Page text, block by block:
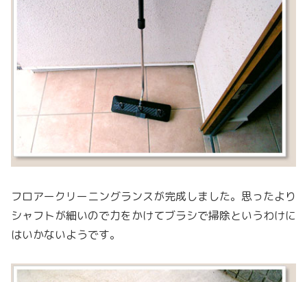
フロアークリーニングランスが完成しました。思ったより
シャフトが細いので力をかけてブラシで掃除というわけに
はいかないようです。